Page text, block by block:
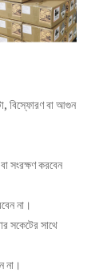
বিস্ফোরণ বা আগুন
সংরক্ষণ করবেন
না।
সকেটের সাথে
না।